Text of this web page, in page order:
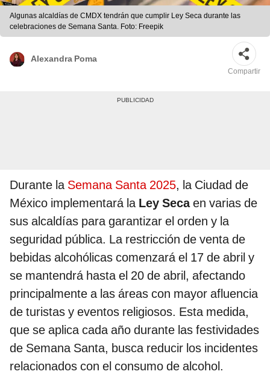
Algunas alcaldías de CMDX tendrán que cumplir Ley Seca durante las
celebraciones de Semana Santa. Foto: Freepik
Alexandra Poma
Compartir
Durante laSemana Santa 2025, la Ciudad de
México implementará la Ley Secaen varias de
sus alcaldías para garantizar el orden y la
seguridad pública. La restricción de venta de
bebidas alcohólicas comenzará el 17 de abril y
se mantendrá hasta el 20 de abril, afectando
principalmente a las áreas con mayor afluencia
de turistas y eventos religiosos. Esta medida,
que se aplica cada año durante las festividades
de Semana Santa, busca reducir los incidentes
relacionados con el consumo de alcohol.